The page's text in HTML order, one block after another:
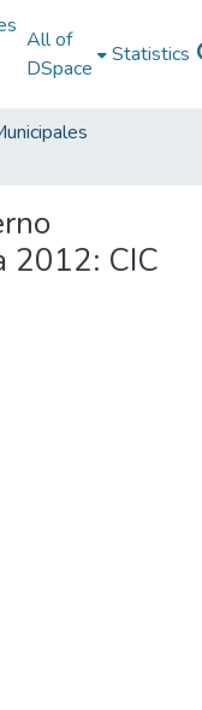
All of
DSpace
Statistics
2012: CIC